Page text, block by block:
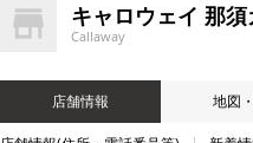
キャロウェイ 那
Callaway
店舗情報 地図